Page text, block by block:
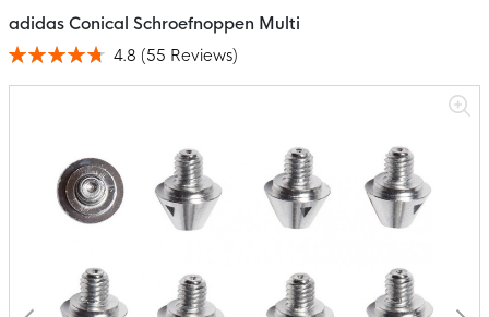
afbeeldingen-
adidas Conical Schroefnoppen Multi
Waardering: 4.8 (55 Reviews)